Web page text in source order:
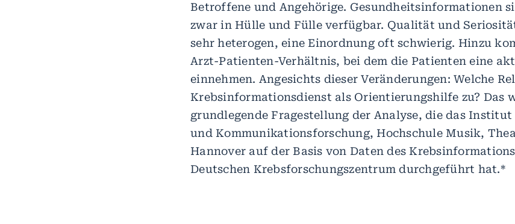
Betroffene und Angehörige. Gesundheitsinformationen
zwar in Hülle und Fülle verfügbar. Qualität und
sehr heterogen, eine Einordnung oft schwierig. Hinzu
Arzt-Patienten-Verhältnis, bei dem die Patienten eine
einnehmen. Angesichts dieser Veränderungen: Welche
Krebsinformationsdienst als Orientierungshilfe zu? Das
grundlegende Fragestellung der Analyse, die das
und Kommunikationsforschung, Hochschule Musik,
Hannover auf der Basis von Daten des
Deutschen Krebsforschungszentrum durchgeführt hat.*